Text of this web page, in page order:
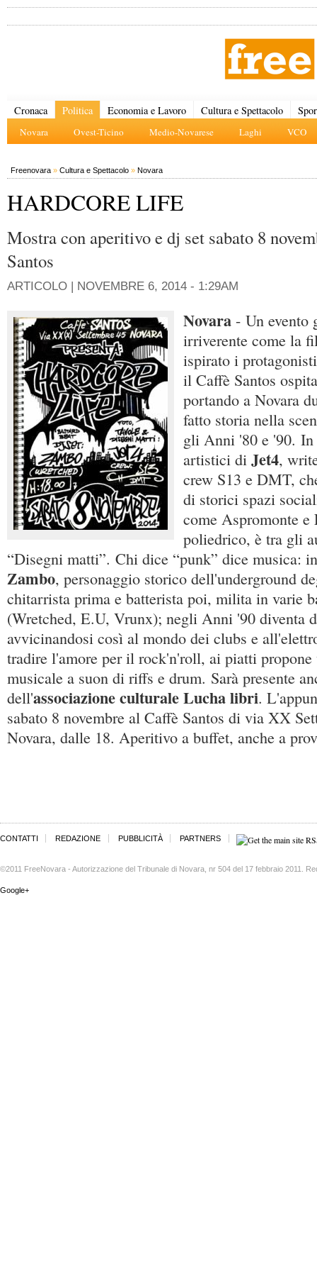
Cronaca Politica
Novara Ovest-Ticino Medio-Novarese Laghi VCO
Economia e Lavoro Cultura e Spettacolo
Freenovara » Cultura e Spettacolo » Novara
HARDCORE LIFE
Mostra con aperitivo e dj set sabato 8
Santos
ARTICOLO | NOVEMBRE 6, 2014 - 1:29AM
Novara - Un evento
irriverente come la
ispirato i
il Caffè Santos
portando a Novara
fatto storia nella
gli Anni '80 e '90.
artistici di Jet4,
crew S13 e DMT,
di storici spazi
come Aspromonte
poliedrico, è tra gli
“Disegni matti”. Chi dice “punk” dice musica:
Zambo, personaggio storico dell'underground
chitarrista prima e batterista poi, milita in varie
(Wretched, E.U, Vrunx); negli Anni '90 diventa
avvicinandosi così al mondo dei clubs e
tradire l'amore per il rock'n'roll, ai piatti propone
musicale a suon di riffs e drum. Sarà presente
dell'associazione culturale Lucha libri.
sabato 8 novembre al Caffè Santos di via XX
Novara, dalle 18. Aperitivo a buffet, anche a
CONTATTI REDAZIONE PUBBLICITÀ PARTNERS
©2011 FreeNovara - Autorizzazione del Tribunale di Novara, nr 504 del 17 febbraio 2011.
Google+